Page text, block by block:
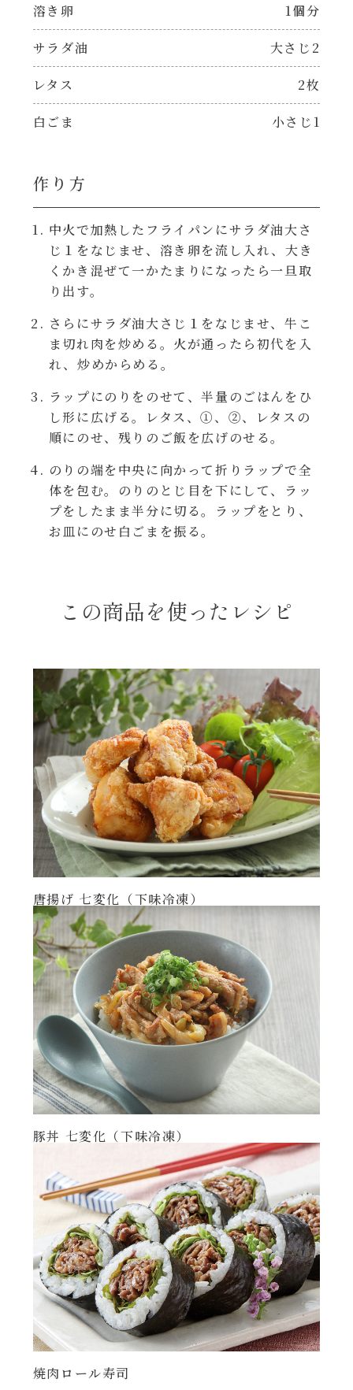
パウチのまんまシリーズ
シャンタン鍋
炊飯器
ホットプレート
レンジ調理
節分
ひなまつり
こどもの日
運動会
年末年始
その他
やみつききゃべつの塩たれ
聖護院かぶらのもみじおろしぽん酢
ハコネーゼ ボロネーゼ
ハコネーゼ カルボナーラ
ハコネーゼ イカスミ
ハコネーゼ ボンゴレ
ハコネーゼ アラビアータ
ハコネーゼ クリーミーボロネーゼ
溶き卵 1個分
サラダ油 大さじ2
レタス 2枚
白ごま 小さじ1
作り方
中火で加熱したフライパンにサラダ油大さ
じ１をなじませ、溶き卵を流し入れ、大き
くかき混ぜて一かたまりになったら一旦取
り出す。
さらにサラダ油大さじ１をなじませ、牛こ
ま切れ肉を炒める。火が通ったら初代を入
れ、炒めからめる。
ラップにのりをのせて、半量のごはんをひ
し形に広げる。レタス、①、②、レタスの
順にのせ、残りのご飯を広げのせる。
のりの端を中央に向かって折りラップで全
体を包む。のりのとじ目を下にして、ラッ
プをしたまま半分に切る。ラップをとり、
お皿にのせ白ごまを振る。
この商品を使ったレシピ
唐揚げ 七変化（下味冷凍）
豚丼 七変化（下味冷凍）
焼肉ロール寿司